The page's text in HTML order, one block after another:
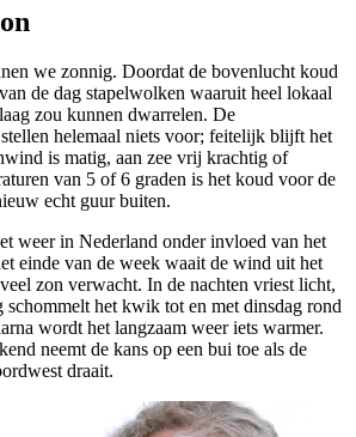
we zonnig. Doordat de bovenlucht koud
de dag stapelwolken waaruit heel lokaal
zou kunnen dwarrelen. De
helemaal niets voor; feitelijk blijft het
is matig, aan zee vrij krachtig of
van 5 of 6 graden is het koud voor de
echt guur buiten.
weer in Nederland onder invloed van het
einde van de week waait de wind uit het
zon verwacht. In de nachten vriest licht,
schommelt het kwik tot en met dinsdag rond
wordt het langzaam weer iets warmer.
neemt de kans op een bui toe als de
draait.